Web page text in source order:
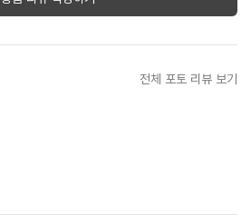
전체 포토 리뷰 보기